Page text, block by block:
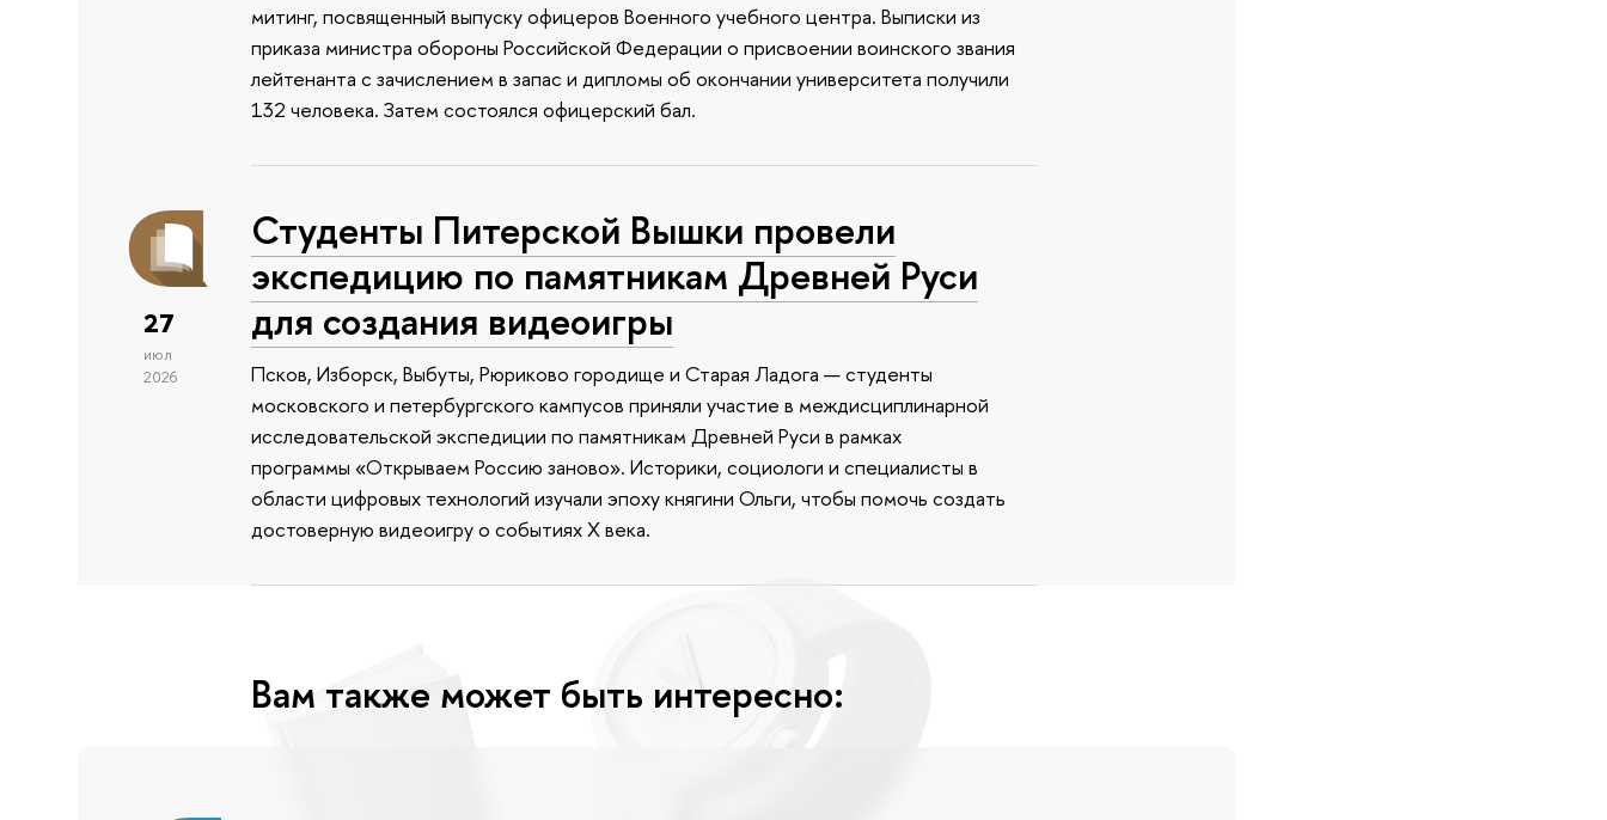
митинг, посвященный выпуску офицеров Военного учебного центра. Выписки из
приказа министра обороны Российской Федерации о присвоении воинского звания
лейтенанта с зачислением в запас и дипломы об окончании университета получили
132 человека. Затем состоялся офицерский бал.
27
июл
2026
Студенты Питерской Вышки провели
экспедицию по памятникам Древней Руси
для создания видеоигры
Псков, Изборск, Выбуты, Рюриково городище и Старая Ладога — студенты
московского и петербургского кампусов приняли участие в междисциплинарной
исследовательской экспедиции по памятникам Древней Руси в рамках
программы «Открываем Россию заново». Историки, социологи и специалисты в
области цифровых технологий изучали эпоху княгини Ольги, чтобы помочь создать
достоверную видеоигру о событиях X века.
Вам также может быть интересно: